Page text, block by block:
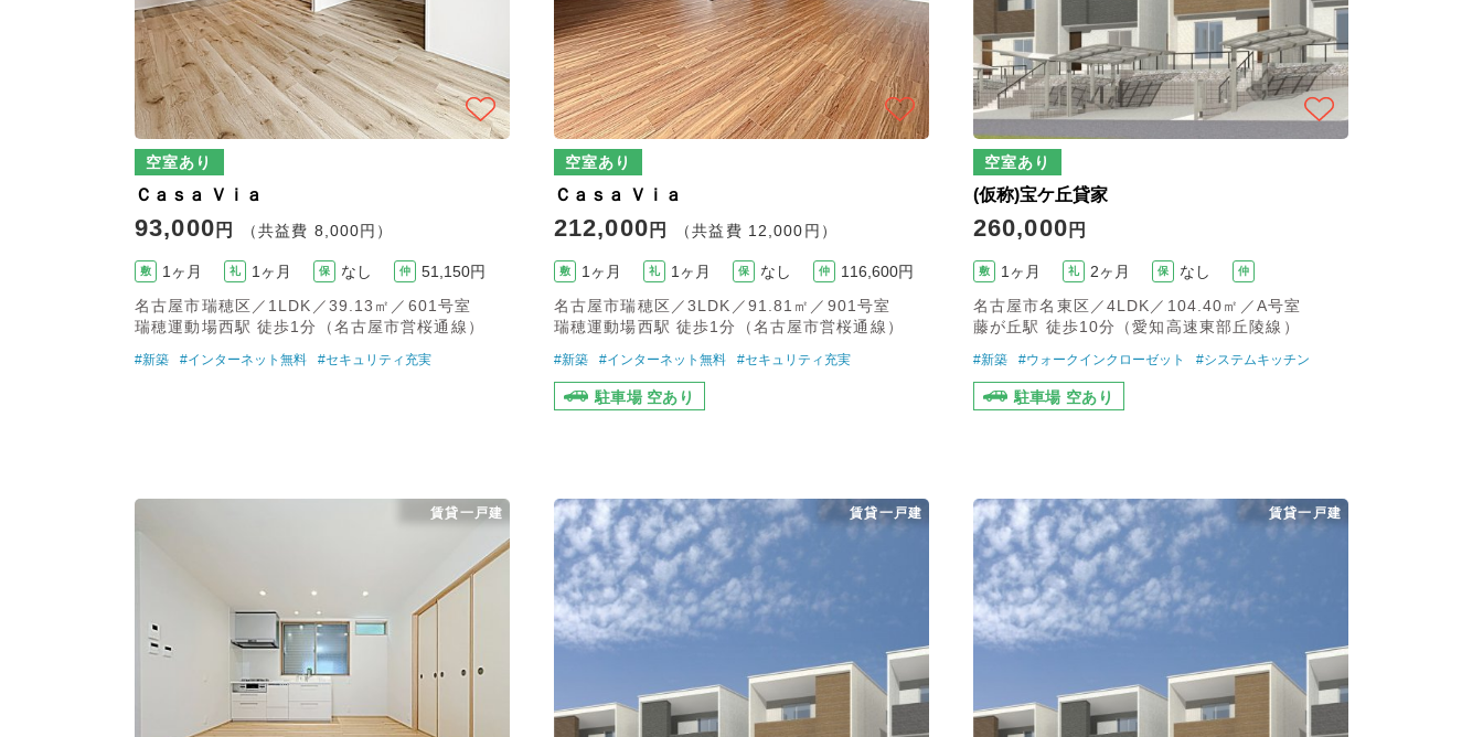
空室あり
Ｃａｓａ Ｖｉａ
93,000 円 （共益費 8,000円）
敷 1ヶ月 礼 1ヶ月 保 なし 仲
51,150円
名古屋市瑞穂区／1LDK／39.13㎡／601号室
瑞穂運動場西駅 徒歩1分（名古屋市営桜通線）
#新築 #インターネット無料 #セキュリティ充実
空室あり
Ｃａｓａ Ｖｉａ
212,000 円 （共益費 12,000円）
敷 1ヶ月 礼 1ヶ月 保 なし 仲
116,600円
名古屋市瑞穂区／3LDK／91.81㎡／901号室
瑞穂運動場西駅 徒歩1分（名古屋市営桜通線）
#新築 #インターネット無料 #セキュリティ充実
駐車場 空あり
空室あり
(仮称)宝ケ丘貸家
260,000 円
敷 1ヶ月 礼 2ヶ月 保 なし 仲
名古屋市名東区／4LDK／104.40㎡／A号室
藤が丘駅 徒歩10分（愛知高速東部丘陵線）
#新築 #ウォークインクローゼット #システムキッチン
駐車場 空あり
賃貸一戸建 賃貸一戸建 賃貸一戸建